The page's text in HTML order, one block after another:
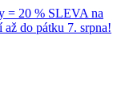
= 20 % SLEVA na
do pátku 7. srpna!